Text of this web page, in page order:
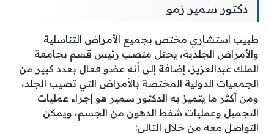
دكتور سمير زمو
طبيب استشاري مختص بجميع الأمراض التناسلية
والأمراض الجلدية، يحتل منصب رئيس قسم بجامعة
الملك عبدالعزيز، إضافة إلى أنه عضو فعال بعدد كبير من
الجمعيات الدولية المختصة بالأمراض التي تصيب الجلد،
ومن أكثر ما يتميز به الدكتور سمير هو إجراء عمليات
التجميل وعمليات شفط الدهون من الجسم، ويمكن
التواصل معه من خلال التالي: